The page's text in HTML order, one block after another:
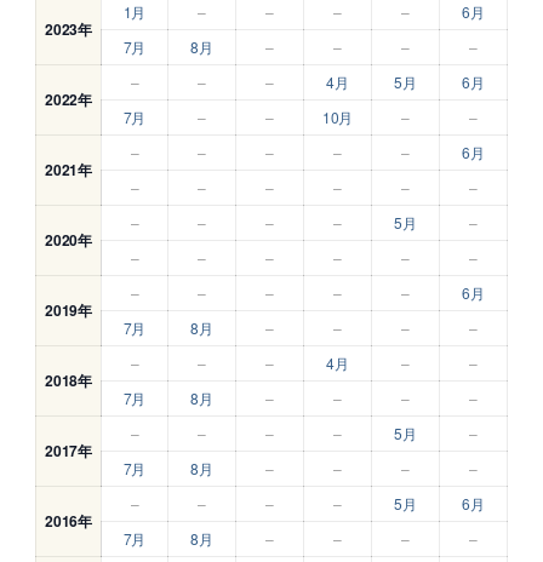
2023年
1月 – – – –
6月
7月
8月 – – – –
2022年
– – – 4月 5月
6月
7月
– – 10月 – –
2021年
– – – – –
6月
–
– – – – –
2020年
– – – – 5月
–
–
– – – – –
2019年
– – – – –
6月
7月
8月 – – – –
2018年
– – – 4月 –
–
7月
8月 – – – –
2017年
– – – – 5月
–
7月
8月 – – – –
2016年
– – – – 5月
6月
7月
8月 – – – –